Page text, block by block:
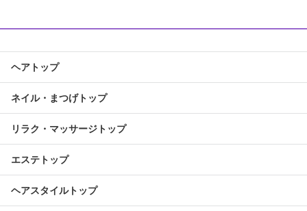
ヘアトップ
ネイル・まつげトップ
リラク・マッサージトップ
エステトップ
ヘアスタイルトップ